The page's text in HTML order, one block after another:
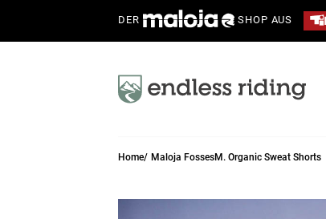
DER SHOP AUS
Home Maloja FossesM. Organic Sweat Shorts